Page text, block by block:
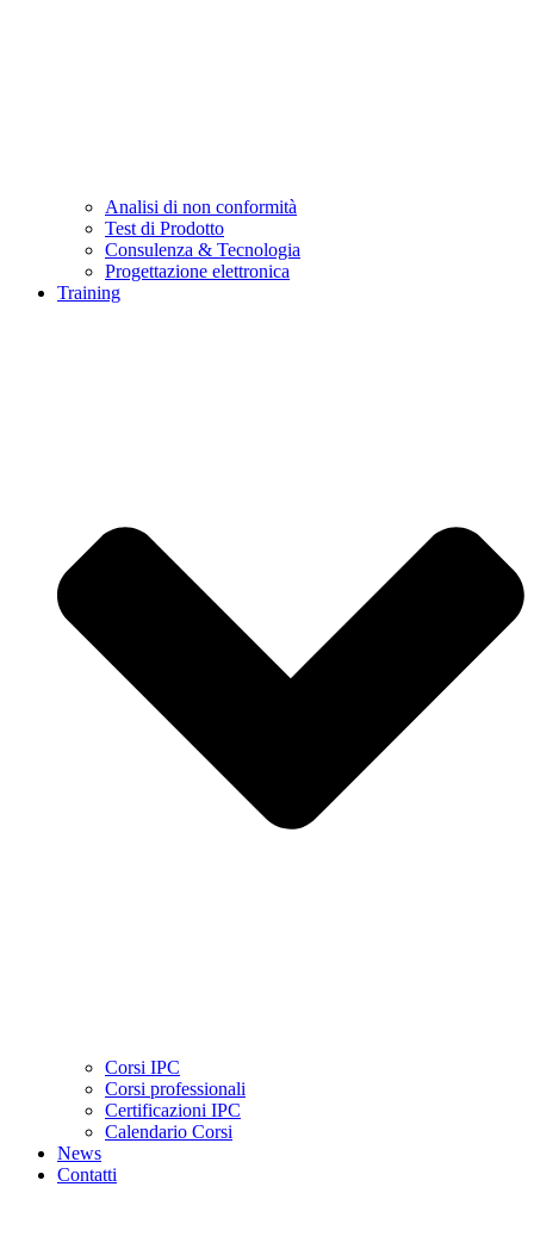
Analisi di non conformità
Test di Prodotto
Consulenza & Tecnologia
Progettazione elettronica
Training
Corsi IPC
Corsi professionali
Certificazioni IPC
Calendario Corsi
News
Contatti